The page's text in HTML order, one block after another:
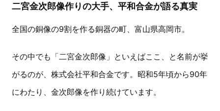
二宮金次郎像作りの大手、平和合金が語る真実
全国の銅像の9割を作る銅器の町、富山県高岡市。
その中でも「二宮金次郎像」といえばここ、と名前が挙
がるのが、株式会社平和合金です。昭和5年頃から90年
にわたり、金次郎像を作り続けています。